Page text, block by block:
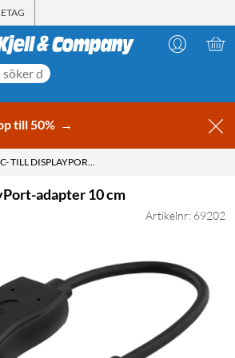
till 50% →
USB-C- TILL DISPLAYPORT-ADAPTER 10 CM
adapter 10 cm
Artikelnr: 69202